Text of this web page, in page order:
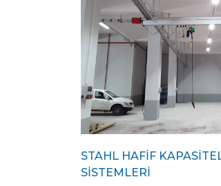
STAHL HAFİF
SİSTEMLERİ